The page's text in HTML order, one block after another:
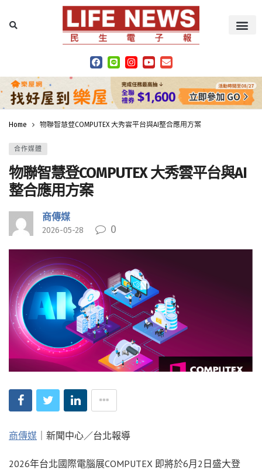
Home 物聯智慧登COMPUTEX 大秀雲平台與AI整合應用方案
合作媒體
物聯智慧登COMPUTEX 大秀雲平台與AI
整合應用方案
商傳媒
2026-05-28 0
商傳媒 ｜新聞中心／台北報導
2026年台北國際電腦展COMPUTEX 即將於6月2日盛大登